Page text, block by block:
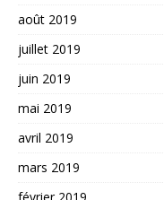
août 2019
juillet 2019
juin 2019
mai 2019
avril 2019
mars 2019